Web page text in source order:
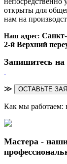
открыты для
нам на
Наш адрес: Санкт-
2-й Верхний
Запишитесь на
≫ ОСТАВЬТЕ
Как мы работаем:
Мастера - наши